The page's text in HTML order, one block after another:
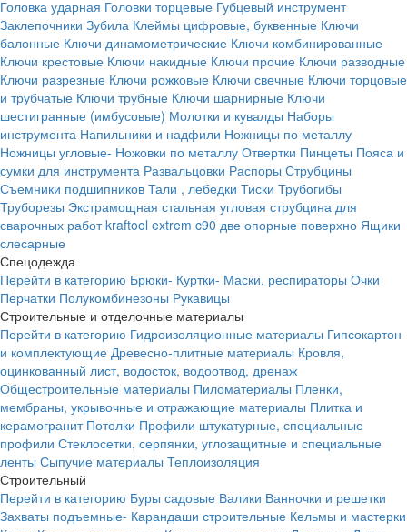
Головка ударная Головки торцевые Губцевый инструмент
Заклепочники Зубила Клеймы цифровые, буквенные Ключи
балонные Ключи динамометрические Ключи комбинированные
Ключи крестовые Ключи накидные Ключи прочие Ключи разводные
Ключи разрезные Ключи рожковые Ключи свечные Ключи торцовые
и трубчатые Ключи трубные Ключи шарнирные Ключи
шестигранные (имбусовые) Молотки и кувалды Наборы
инструмента Напильники и надфили Ножницы по металлу
Ножницы угловые- Ножовки по металлу Отвертки Пинцеты Пояса и
сумки для инструмента Развальцовки Распоры Струбцины
Съемники подшипников Тали , лебедки Тиски Трубогибы
Труборезы Экстрамощная стальная угловая струбцина для
сварочных работ kraftool extrem c90 две опорные поверхно Ящики
слесарные
Спецодежда
Перейти в категорию Брюки- Куртки- Маски, респираторы Очки
Перчатки Полукомбинезоны Рукавицы
Строительные и отделочные материалы
Перейти в категорию Гидроизоляционные материалы Гипсокартон
и комплектующие Древесно-плитные материалы Кровля,
оцинкованный лист, водосток, водоотвод, дренаж
Общестроительные материалы Пиломатериалы Пленки,
мембраны, укрывочные и отражающие материалы Плитка и
керамогранит Потолки Профили штукатурные, специальные
профили Стеклосетки, серпянки, углозащитные и специальные
ленты Сыпучие материалы Теплоизоляция
Строительный
Перейти в категорию Буры садовые Валики Ванночки и решетки
Захваты подъемные- Карандаши строительные Кельмы и мастерки